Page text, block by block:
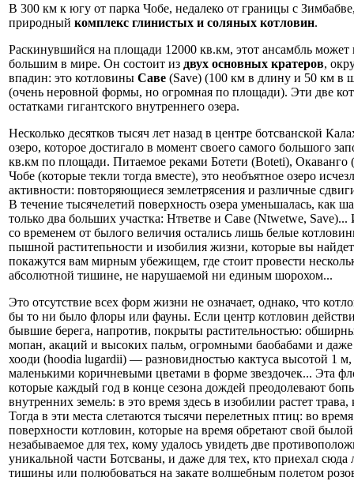
В 300 км к югу от парка Чобе, недалеко от границы с
природный комплекс глинистых и соляных котловин.
Раскинувшийся на площади 12000 кв.км, этот ансамбль может
большим в мире. Он состоит из двух основных кратеров,
впадин: это котловины Саве (Save) (100 км в длину и 50 км в
(очень неровной формы, но огромная по площади). Эти две
остатками гигантского внутреннего озера.
Несколько десятков тысяч лет назад в центре ботсванской
озеро, которое достигало в момент своего самого большого
кв.км по площади. Питаемое реками Ботети (Boteti), Окаванго
Чобе (которые текли тогда вместе), это необъятное озеро
активности: повторяющиеся землетрясения и различные
В течение тысячелетий поверхность озера уменьшалась, как
только два больших участка: Нтветве и Саве (Ntwetwe,
со временем от былого величия остались лишь белые
пышной раститепьности и изобилия жизни, которые вы
покажутся вам мирным убежищем, где стоит провести
абсолютной тишине, не нарушаемой ни единым шорохом...
Это отсутствие всех форм жизни не означает, однако, что
бы то ни было флоры или фауны. Если центр котловин
бывшие берега, напротив, покрыты растительностью:
мопан, акаций и высоких пальм, огромными баобабами и
хооди (hoodia lugardii) — разновидностью кактуса высотой 1
маленькими коричневыми цветами в форме звездочек... Эта
которые каждый год в конце сезона дождей преодолевают
внутренних земель: в это время здесь в изобилии растет
Тогда в эти места слетаются тысячи перелетных птиц: во
поверхности котловин, которые на время обретают свой
незабываемое для тех, кому удалось увидеть две
уникальной части Ботсваны, и даже для тех, кто приехал сюда
тишины или полюбоваться на закате волшебным полетом